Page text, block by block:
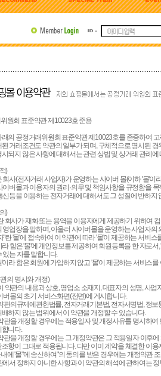
원회 표준약관 제10023호 준용
래의 공정거래위원회 표준약관 제10023호를 존중하여
된 거래조건도 약관의 일부가 되며, 구체적으로 명시된
시되지 않은 사항에 대해서는 관련 상법 및 상거래 관례에
)
회사(전자거래 사업자)가 운영하는 사이버 몰(이하 '몰'
이버몰과 이용자의 권리·의무 및 책임사항을 규정함을
등을 이용하는 전자거래에 대해서도 그 성질에 반하지
)
회사가 재화 또는 용역을 이용자에게 제공하기 위하여
영업장을 말하며, 아울러 사이버몰을 운영하는 사업자의
란 '몰'에 접속하여 이 약관에 따라 '몰'이 제공하는 서비스
함은 '몰'에 개인정보를 제공하여 회원등록을 한 자로
있는 자를 말합니다.
라 함은 회원에 가입하지 않고 '몰'이 제공하는 서비스를
의 명시와 개정)
약관의 내용과 상호, 영업소 소재지, 대표자의 성명, 사
버몰의 초기 서비스화면(전면)에 게시합니다.
관의규제에관한법률, 전자거래기본법, 전자서명법, 정
배하지 않는 범위에서 이 약관을 개정할 수 있습니다.
관을 개정할 경우에는 적용일자 및 개정사유를 명시하
합니다.
관을 개정할 경우에는 그 개정약관은 그 적용일자 이후
조항이 그대로 적용됩니다. 다만 이미 계약을 체결한 이
에 '몰"에 송신하여 ''의 동의를 받은 경우에는 개정약관
서 정하지 아니한 사항과 이 약관의 해석에 관하여는